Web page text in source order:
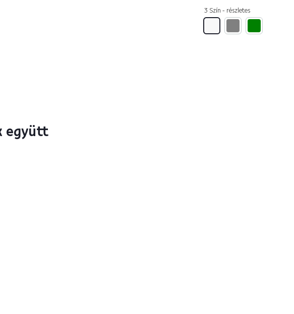
3 Szín - részletes
együtt